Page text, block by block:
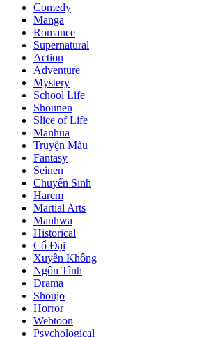
Comedy
Manga
Romance
Supernatural
Action
Adventure
Mystery
School Life
Shounen
Slice of Life
Manhua
Truyện Màu
Fantasy
Seinen
Chuyển Sinh
Harem
Martial Arts
Manhwa
Historical
Cổ Đại
Xuyên Không
Ngôn Tình
Drama
Shoujo
Horror
Webtoon
Psychological